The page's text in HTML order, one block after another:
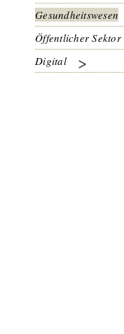
Gesundheitswesen
Öffentlicher Sektor
Digital